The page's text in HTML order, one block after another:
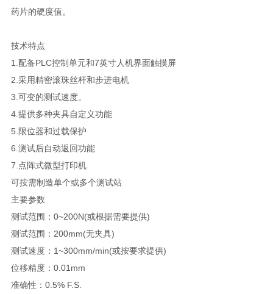
药片的硬度值。
技术特点
1. 配备PLC控制单元和7英寸人机界面触摸屏
2. 采用精密滚珠丝杆和步进电机
3. 可变的测试速度。
4. 提供多种夹具自定义功能
5. 限位器和过载保护
6. 测试后自动返回功能
7. 点阵式微型打印机
可按需制造单个或多个测试站
主要参数
测试范围： 0~200N(或根据需要提供)
测试范围： 200mm(无夹具)
测试速度： 1~300mm/min(或按要求提供)
位移精度： 0.01mm
准确性： 0.5% F.S.